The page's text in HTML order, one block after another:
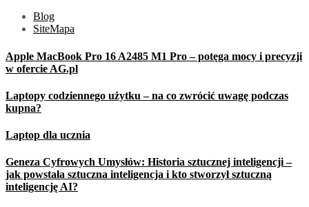
Blog
SiteMapa
Apple MacBook Pro 16 A2485 M1 Pro – potęga mocy i precyzji
w ofercie AG.pl
Laptopy codziennego użytku – na co zwrócić uwagę podczas
kupna?
Laptop dla ucznia
Geneza Cyfrowych Umysłów: Historia sztucznej inteligencji –
jak powstała sztuczna inteligencja i kto stworzył sztuczną
inteligencję AI?